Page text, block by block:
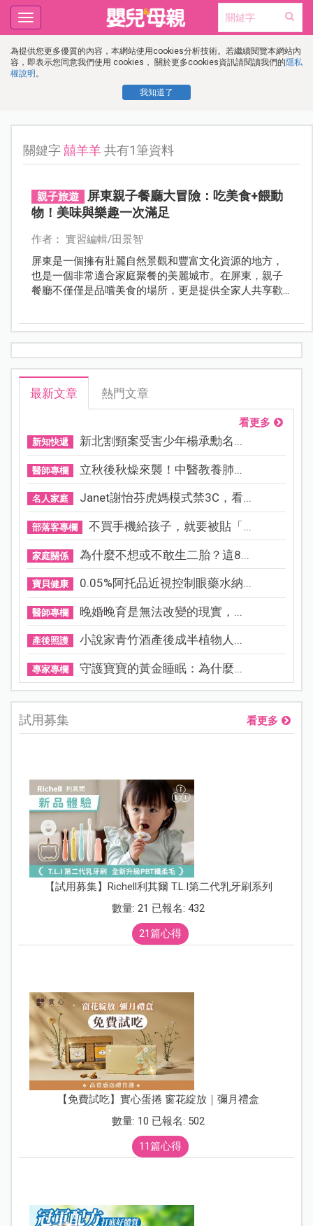
為提供您更多優質的內容，本網站使用cookies分析技術。若繼續閱覽本網站內
容，即表示您同意我們使用 cookies， 關於更多cookies資訊請閱讀我們的隱私
權說明 。
我知道了
Toggle
navigation
關鍵字囍羊羊共有1筆資料
親子旅遊
屏東親子餐廳大冒險：吃美食+餵動
物！美味與樂趣一次滿足
作者： 實習編輯/田景智
屏東是一個擁有壯麗自然景觀和豐富文化資源的地方，
也是一個非常適合家庭聚餐的美麗城市。在屏東，親子
餐廳不僅僅是品嚐美食的場所，更是提供全家人共享歡
最新文章 熱門文章
看更多
新知快遞 新北割頸案受害少年楊承勳名...
醫師專欄 立秋後秋燥來襲！中醫教養肺...
名人家庭 Janet謝怡芬虎媽模式禁3C，看...
部落客專欄 不買手機給孩子，就要被貼「...
家庭關係 為什麼不想或不敢生二胎？這8...
寶貝健康 0.05%阿托品近視控制眼藥水納...
醫師專欄 晚婚晚育是無法改變的現實，...
產後照護 小說家青竹酒產後成半植物人...
專家專欄 守護寶寶的黃金睡眠：為什麼...
試用募集 看更多
【試用募集】Richell利其爾 T.L.I第二代乳牙刷系列
數量: 21 已報名: 432
21篇心得
【免費試吃】實心蛋捲 窗花綻放｜彌月禮盒
數量: 10 已報名: 502
11篇心得